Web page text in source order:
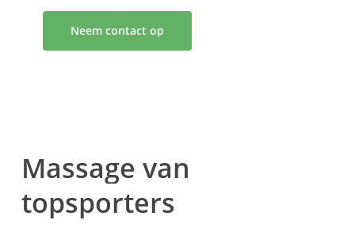
Neem contact op
Massage van
topsporters